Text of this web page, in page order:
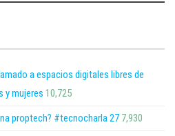
a espacios digitales libres de
y mujeres 10,725
proptech? #tecnocharla 27 7,930